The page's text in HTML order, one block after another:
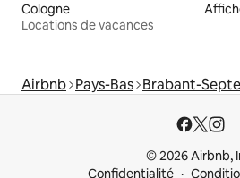
Cologne
Locations de vacances
Airbnb Pays-Bas Brabant-
© 2026 Airbnb,
Confidentialité